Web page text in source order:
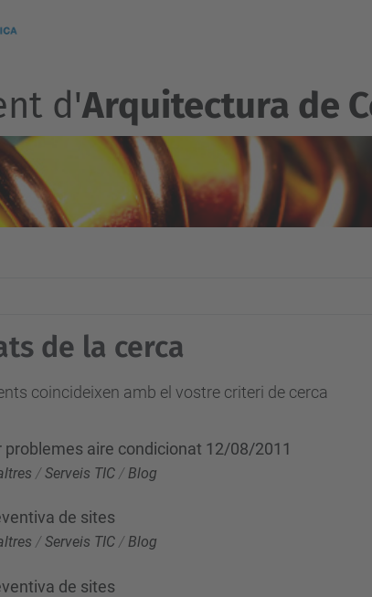
d'Arquitectura de
de la cerca
coincideixen amb el vostre criteri de cerca
problemes aire condicionat 12/08/2011
/Serveis TIC / Blog
de sites
/Serveis TIC /Blog
de sites